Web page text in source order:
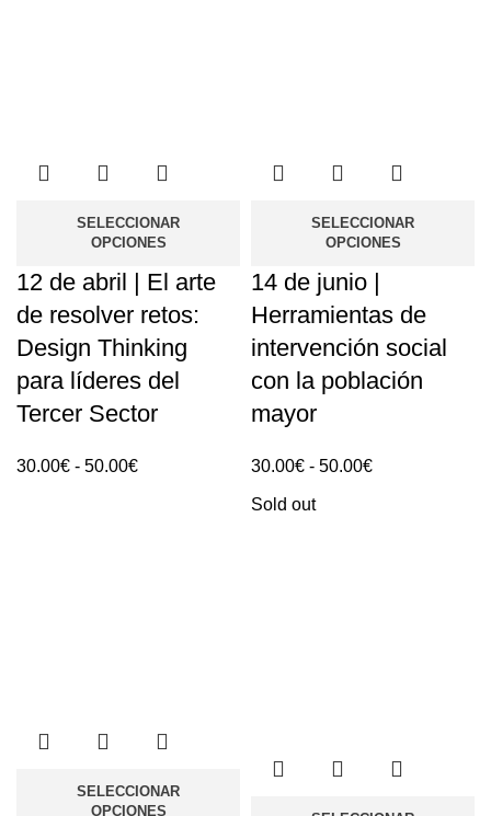
SELECCIONAR
OPCIONES
12 de abril | El arte
de resolver retos:
Design Thinking
para líderes del
Tercer Sector
30.00€ - 50.00€Rango
SELECCIONAR
OPCIONES
14 de junio |
Herramientas de
intervención social
con la población
mayor
30.00€ - 50.00€Rango
SELECCIONAR
OPCIONES
Sold out